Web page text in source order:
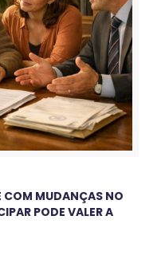
COM MUDANÇAS NO
PODE VALER A